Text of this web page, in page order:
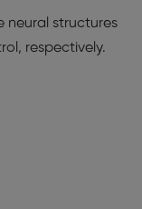
neural structures
respectively.